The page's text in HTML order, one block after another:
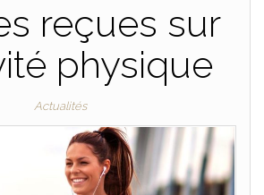
reçues sur
physique
Actualités